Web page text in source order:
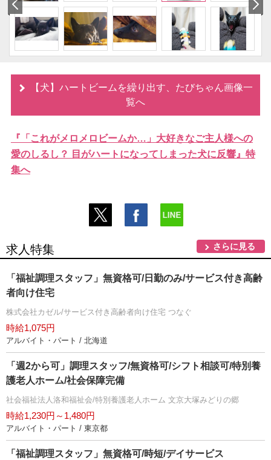
【犬】ハートビームを繰り出す、たびちゃん画像一
覧へ
『「これがメロメロビームか…」大好きなご主人様への
愛のしるし？ 目がハートになってしまった犬に反響』特
集へ
求人特集 さらに見る
「福祉調理スタッフ」無資格可/日勤のみ/サービス付き高齢
者向け住宅
株式会社カゼル/サービス付き高齢者向け住宅 つなぐ
時給1,075円
アルバイト・パート / 北海道
「週2から可」調理スタッフ/無資格可/シフト相談可/特別養
護老人ホーム/社会保障完備
社会福祉法人洛和福祉会/特別養護老人ホーム 文京大塚みどりの郷
時給1,230円～1,480円
アルバイト・パート / 東京都
「福祉調理スタッフ」無資格可/時短/デイサービス